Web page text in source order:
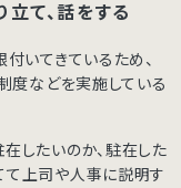
て、話をする
いてきているため、
度などを実施している
したいのか、駐在した
て上司や人事に説明す